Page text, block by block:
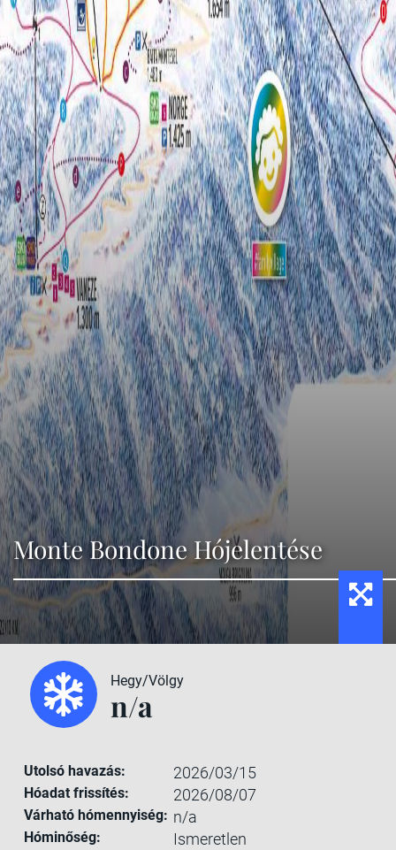
Monte Bondone Hójelentése
Hegy/Völgy
n/a
Utolsó havazás: 2026/03/15
Hóadat frissítés: 2026/08/07
Várható hómennyiség: n/a
Hóminőség: Ismeretlen